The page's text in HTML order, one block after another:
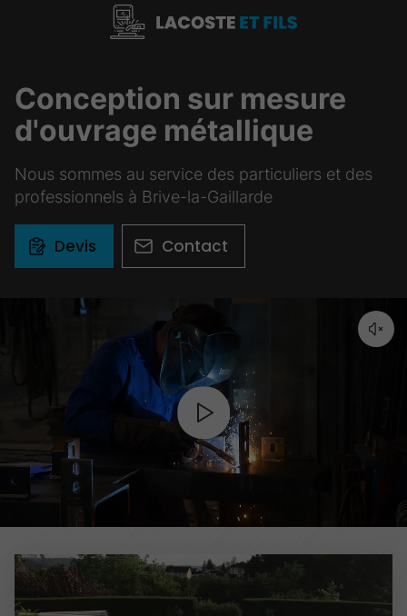
Conception sur mesure
d'ouvrage métallique
Nous sommes au service des particuliers et des
professionnels à Brive-la-Gaillarde
Devis Contact